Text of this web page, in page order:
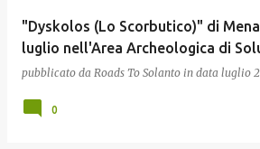
"Dyskolos (Lo Scorbutico)" di
luglio nell'Area Archeologica di
pubblicato da Roads To Solanto in data luglio
0